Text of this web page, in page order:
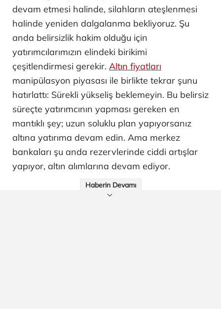
devam etmesi halinde, silahların ateşlenmesi
halinde yeniden dalgalanma bekliyoruz. Şu
anda belirsizlik hakim olduğu için
yatırımcılarımızın elindeki birikimi
çeşitlendirmesi gerekir. Altın fiyatları
manipülasyon piyasası ile birlikte tekrar şunu
hatırlattı: Sürekli yükseliş beklemeyin. Bu belirsiz
süreçte yatırımcının yapması gereken en
mantıklı şey; uzun soluklu plan yapıyorsanız
altına yatırıma devam edin. Ama merkez
bankaları şu anda rezervlerinde ciddi artışlar
yapıyor, altın alımlarına devam ediyor.
Haberin Devamı